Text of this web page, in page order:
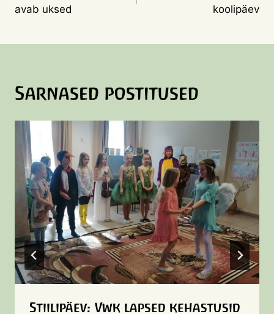
avab uksed
koolipäev
Sarnased postitused
Stiilipäev: Vwk lapsed kehastusid